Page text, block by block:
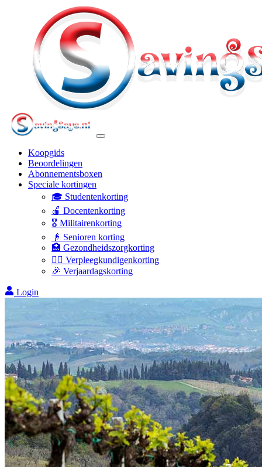
Koopgids
Beoordelingen
Abonnementsboxen
Speciale kortingen
🎓 Studentenkorting
🍎 Docentenkorting
🎖️ Militairenkorting
👴 Senioren korting
🏥 Gezondheidszorgkorting
👩‍⚕️ Verpleegkundigenkorting
🎉 Verjaardagskorting
Login